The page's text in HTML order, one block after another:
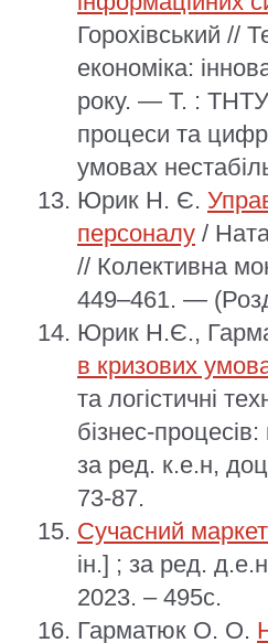
Горохівський //
економіка:
року. — Т. :
процеси та
умовах
Юрик Н. Є.
персоналу /
// Колективна
449–461. —
Юрик Н.Є.,
в кризових
та логістичні
бізнес-
за ред. к.е.н,
73-87.
Сучасний
ін.] ; за ред.
2023. – 495с.
Гарматюк О. О.